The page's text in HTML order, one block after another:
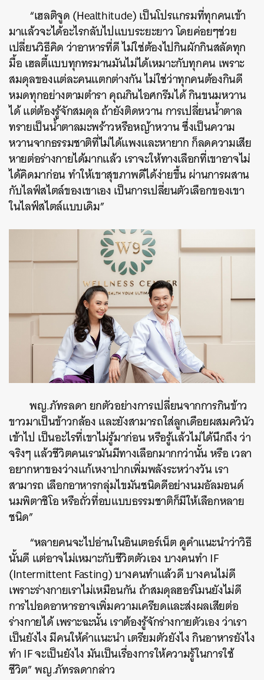
“เฮลติจูด (Healthitude) เป็นโปรแกรมที่ทุกคนเข้า
มาแล้วจะได้อะไรกลับไปแบบระยะยาว โดยค่อยๆช่วย
เปลี่ยนวิธีคิด ว่าอาหารที่ดี ไม่ใช่ต้องไปกินผักกินสลัดทุก
มื้อ เฮลตี้แบบทุกทรมานมันไม่ได้เหมาะกับทุกคน เพราะ
สมดุลของแต่ละคนแตกต่างกัน ไม่ใช่ว่าทุกคนต้องกินดี
หมดทุกอย่างตามตำรา คุณกินไอศกรีมได้ กินขนมหวาน
ได้ แต่ต้องรู้จักสมดุล ถ้ายังติดหวาน การเปลี่ยนน้ำตาล
ทรายเป็นน้ำตาลมะพร้าวหรือหญ้าหวาน ซึ่งเป็นความ
หวานจากธรรมชาติที่ไม่ได้แพงและหายาก ก็ลดความเสีย
หายต่อร่างกายได้มากแล้ว เราจะให้ทางเลือกที่เขาอาจไม่
ได้คิดมาก่อน ทำให้เขาสุขภาพดีได้ง่ายขึ้น ผ่านการผสาน
กับไลฟ์สไตล์ของเขาเอง เป็นการเปลี่ยนตัวเลือกของเขา
ในไลฟ์สไตล์แบบเดิม”
พญ.ภัทรลดา ยกตัวอย่างการเปลี่ยนจากการกินข้าว
ขาวมาเป็นข้าวกล้อง และยังสามารถใส่ลูกเดือยผสมควินัว
เข้าไป เป็นอะไรที่เขาไม่รู้มาก่อน หรือรู้แล้วไม่ได้นึกถึง ว่า
จริงๆ แล้วชีวิตคนเรามันมีทางเลือกมากกว่านั้น หรือ เวลา
อยากหาของว่างแก้เหงาปากเพิ่มพลังระหว่างวัน เรา
สามารถ เลือกอาหารกลุ่มไขมันชนิดดีอย่างนมอัลมอนด์
นมพิตาชิโอ หรือถั่วที่อบแบบธรรมชาติก็มีให้เลือกหลาย
ชนิด”
“หลายคนจะไปอ่านในอินเตอร์เน็ต ดูคำแนะนำว่าวิธี
นั้นดี แต่อาจไม่เหมาะกับชีวิตตัวเอง บางคนทำ IF
(Intermittent Fasting) บางคนทำแล้วดี บางคนไม่ดี
เพราะร่างกายเราไม่เหมือนกัน ถ้าสมดุลฮอร์โมนยังไม่ดี
การไปอดอาหารอาจเพิ่มความเครียดและส่งผลเสียต่อ
ร่างกายได้ เพราะฉะนั้น เราต้องรู้จักร่างกายตัวเอง ว่าเรา
เป็นยังไง มีคนให้คำแนะนำ เตรียมตัวยังไง กินอาหารยังไง
ทำ IF จะเป็นยังไง มันเป็นเรื่องการให้ความรู้ในการใช้
ชีวิต” พญ.ภัทรลดากล่าว